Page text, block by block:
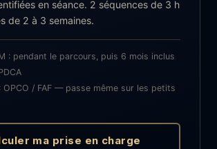
en séance. 2 séquences de 3 h
de 2 à 3 semaines.
: pendant le parcours, puis 6 mois inclus
OPCO / FAF — passe même sur les petits
ma prise en charge